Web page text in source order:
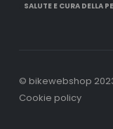
SALUTE E CURA DELLA
© bikewebshop
Cookie policy